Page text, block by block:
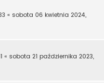
« sobota 06 kwietnia 2024,
« sobota 21 października 2023,